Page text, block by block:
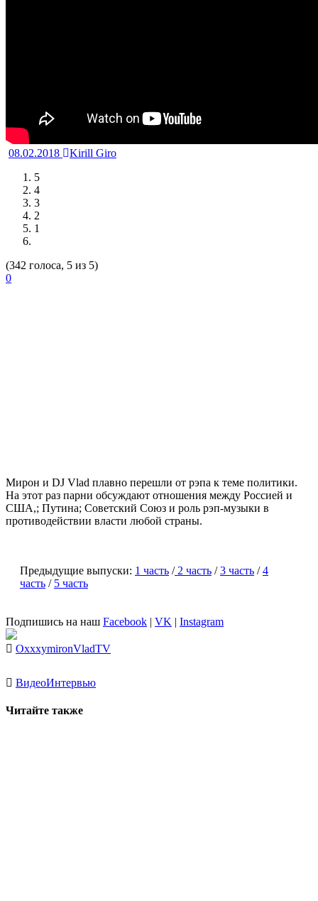
08.02.2018
Kirill Giro
5
4
3
2
1
(342 голоса, 5 из 5)
0
Мирон и DJ Vlad плавно перешли от рэпа к теме политики.
На этот раз парни обсуждают отношения между Россией и
США,; Путина; Советский Союз и роль рэп-музыки в
противодействии власти любой страны.
Предыдущие выпуски: 1 часть /2 часть /3 часть /4
часть / 5 часть
Подпишись на наш Facebook | VK | Instagram
OxxxymironVladTV
ВидеоИнтервью
Читайте также